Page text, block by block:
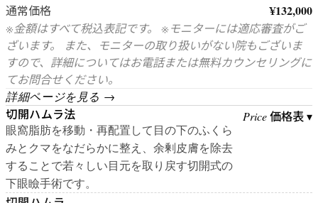
通常価格 ¥132,000
※金額はすべて税込表記です。 ※モニターには適応審査がご
ざいます。 また、モニターの取り扱いがない院もございま
すので、詳細についてはお電話または無料カウンセリングに
てお問合せください。
詳細ページを見る →
切開ハムラ法
眼窩脂肪を移動・再配置して目の下のふくら
みとクマをなだらかに整え、余剰皮膚を除去
することで若々しい目元を取り戻す切開式の
下眼瞼手術です。
Price価格表 ▾